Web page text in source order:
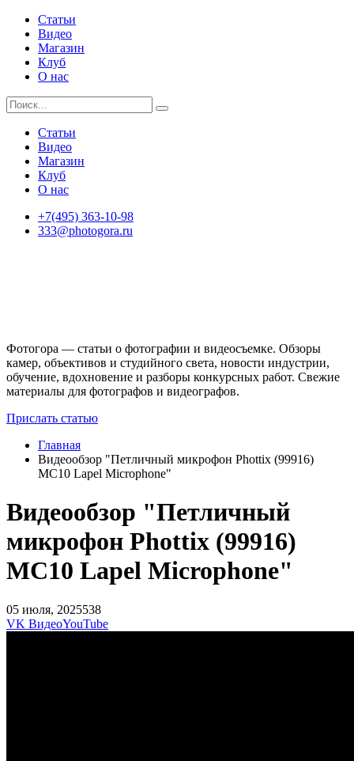
Статьи
Видео
Магазин
Клуб
О нас
Статьи
Видео
Магазин
Клуб
О нас
+7(495) 363-10-98
333@photogora.ru
Фотогора — статьи о фотографии и видеосъемке. Обзоры
камер, объективов и студийного света, новости индустрии,
обучение, вдохновение и разборы конкурсных работ. Свежие
материалы для фотографов и видеографов.
Прислать статью
Главная
Видеообзор "Петличный микрофон Phottix (99916)
MC10 Lapel Microphone"
Видеообзор "Петличный
микрофон Phottix (99916)
MC10 Lapel Microphone"
05 июля, 2025538
VK ВидеоYouTube